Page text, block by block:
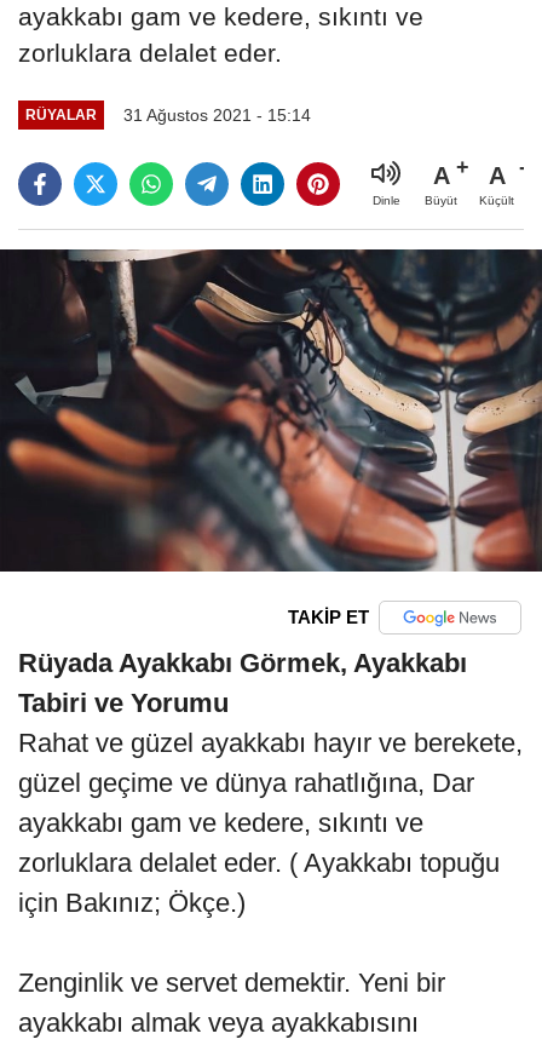
ayakkabı gam ve kedere, sıkıntı ve
zorluklara delalet eder.
RÜYALAR 31 Ağustos 2021 - 15:14
Dinle
A
Büyüt
A
Küçült
TAKİP ET
Rüyada Ayakkabı Görmek, Ayakkabı
Tabiri ve Yorumu
Rahat ve güzel ayakkabı hayır ve berekete,
güzel geçime ve dünya rahatlığına, Dar
ayakkabı gam ve kedere, sıkıntı ve
zorluklara delalet eder. ( Ayakkabı topuğu
için Bakınız; Ökçe.)
Zenginlik ve servet demektir. Yeni bir
ayakkabı almak veya ayakkabısını